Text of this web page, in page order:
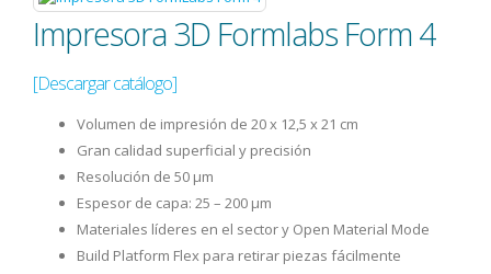
Impresora 3D Formlabs Form 4
[Descargar catálogo]
Volumen de impresión de 20 x 12,5 x 21 cm
Gran calidad superficial y precisión
Resolución de 50 µm
Espesor de capa: 25 – 200 μm
Materiales líderes en el sector y Open Material Mode
Build Platform Flex para retirar piezas fácilmente